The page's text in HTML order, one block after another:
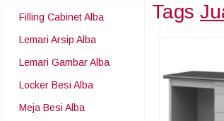
Filling Cabinet Alba
Lemari Arsip Alba
Lemari Gambar Alba
Locker Besi Alba
Meja Besi Alba
Tags